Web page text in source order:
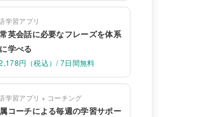
学習アプリ
英会話に必要なフレーズを体系
学べる
円（税込）/ 7日間無料
学習アプリ + コーチング
コーチによる毎週の学習サポー